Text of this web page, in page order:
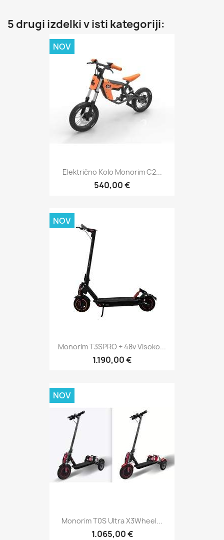
5 drugi izdelki v isti kategoriji:
Električno Kolo Monorim C2...
540,00 €
NOV
Monorim T3SPRO + 48v Visoko...
1.190,00 €
NOV
Monorim T0S Ultra X3Wheel...
1.065,00 €
NOV